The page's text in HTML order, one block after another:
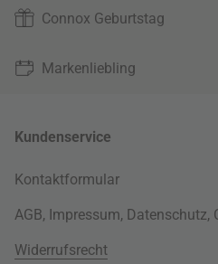
Connox Geburtstag
Markenliebling
Kundenservice
Kontaktformular
AGB, Impressum, Datenschutz,
Widerrufsrecht